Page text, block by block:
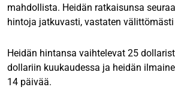
mahdollista. Heidän ratkaisunsa
hintoja jatkuvasti, vastaten
Heidän hintansa vaihtelevat 25
dollariin kuukaudessa ja heidän
14 päivää.